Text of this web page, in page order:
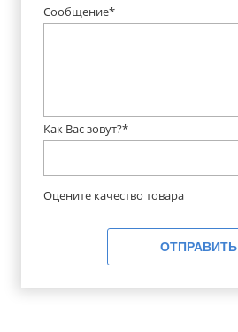
Сообщение*
Как Вас зовут?*
Оцените качество товара
ОТПРАВИТЬ